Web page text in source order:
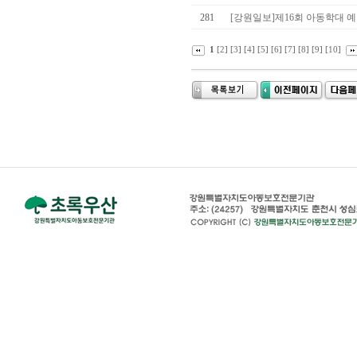
281 [강원일보]제16회 아동학대
1 [2] [3] [4] [5] [6] [7] [8] [9] [10]